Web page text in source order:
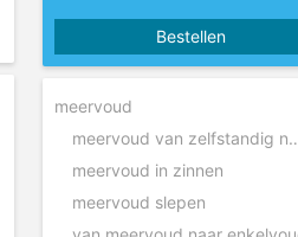
Bestellen
meervoud
meervoud van
meervoud in zinnen
meervoud slepen